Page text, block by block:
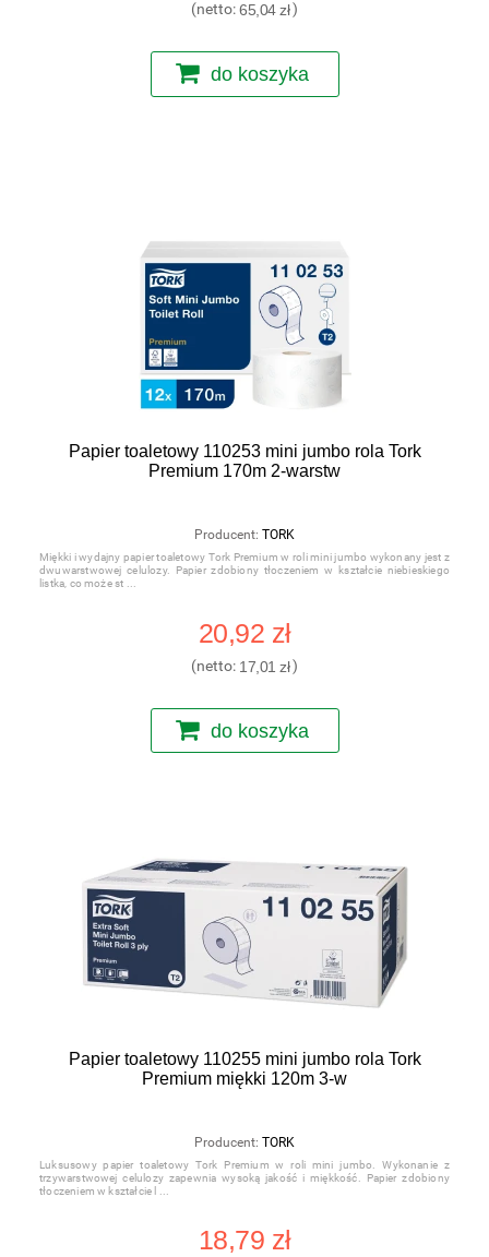
(netto:65,04 zł)
do koszyka
Papier toaletowy 110253 mini jumbo rola Tork
Premium 170m 2-warstw
Producent: TORK
Miękki i wydajny papier toaletowy Tork Premium w roli mini jumbo wykonany jest z
dwuwarstwowej celulozy. Papier zdobiony tłoczeniem w kształcie niebieskiego
listka, co może st
20,92 zł
(netto: 17,01 zł)
do koszyka
Papier toaletowy 110255 mini jumbo rola Tork
Premium miękki 120m 3-w
Producent: TORK
Luksusowy papier toaletowy Tork Premium w roli mini jumbo. Wykonanie z
trzywarstwowej celulozy zapewnia wysoką jakość i miękkość. Papier zdobiony
tłoczeniem w kształcie l
18,79 zł